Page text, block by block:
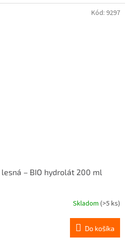
– BIO hydrolát 200 ml
Skladom(>5 ks)
Do košíka
Kód: 9297